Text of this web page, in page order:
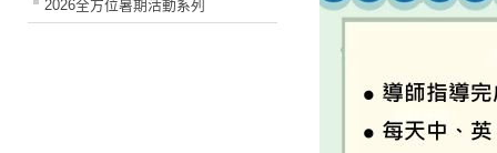
2026全方位暑期活動系列